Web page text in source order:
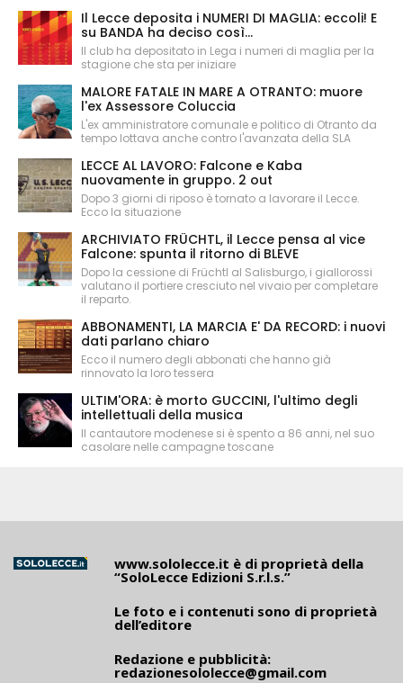
Il Lecce deposita i NUMERI DI MAGLIA: eccoli! E
su BANDA ha deciso così...
Il club ha depositato in Lega i numeri di maglia per la
stagione che sta per iniziare
MALORE FATALE IN MARE A OTRANTO: muore
l'ex Assessore Coluccia
L'ex amministratore comunale e politico di Otranto da
tempo lottava anche contro l'avanzata della SLA
LECCE AL LAVORO: Falcone e Kaba
nuovamente in gruppo. 2 out
Dopo 3 giorni di riposo è tornato a lavorare il Lecce.
Ecco la situazione
ARCHIVIATO FRÜCHTL, il Lecce pensa al vice
Falcone: spunta il ritorno di BLEVE
Dopo la cessione di Früchtl al Salisburgo, i giallorossi
valutano il portiere cresciuto nel vivaio per completare
il reparto.
ABBONAMENTI, LA MARCIA E' DA RECORD: i nuovi
dati parlano chiaro
Ecco il numero degli abbonati che hanno già
rinnovato la loro tessera
ULTIM'ORA: è morto GUCCINI, l'ultimo degli
intellettuali della musica
Il cantautore modenese si è spento a 86 anni, nel suo
casolare nelle campagne toscane
www.sololecce.it è di proprietà della
“SoloLecce Edizioni S.r.l.s.”
Le foto e i contenuti sono di proprietà
dell’editore
Redazione e pubblicità:
redazionesololecce@gmail.com